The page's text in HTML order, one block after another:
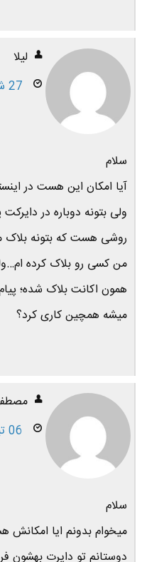
لیلا
27 شهریور 1399
سلام
آیا امکان این هست در
ولی بتونه دوباره در دایرکت
روشی هست که بتونه بلاک
من کسی رو بلاک کرده
همون اکانت بلاک شده؛
میشه همچین کاری کرد؟
06 تیر 1399
سلام
میخوام بدونم ایا امکانش
دوستانم تو دایرت بهشون